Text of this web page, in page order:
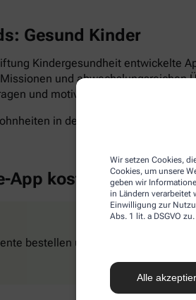
Wir setzen Cookies,
Cookies, um unsere
geben wir
in Ländern verarbeitet
Einwilligung zur
Abs. 1 lit. a DSGVO
Alle
Gesund Kinder
Kindergesundheit entwickelte
und abwechslungsreichen
und motivierende Aufgaben
in den Alltag zu
App kostenlos
bestellen und Rezepte ganz